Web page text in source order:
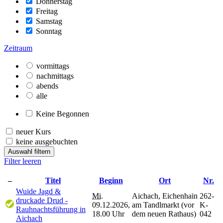
Freitag
Samstag
Sonntag
Zeitraum
vormittags
nachmittags
abends
alle
Keine Begonnen
neuer Kurs
keine ausgebuchten
Auswahl filtern
Filter leeren
– Titel Beginn Ort
Nr.
Wuide Jagd &
druckade Drud -
Rauhnachtsführung in
Aichach
Mi.
09.12.2026,
18.00 Uhr
Aichach, Eichenhain
am Tandlmarkt (vor
dem neuen Rathaus)
262-
K-
042